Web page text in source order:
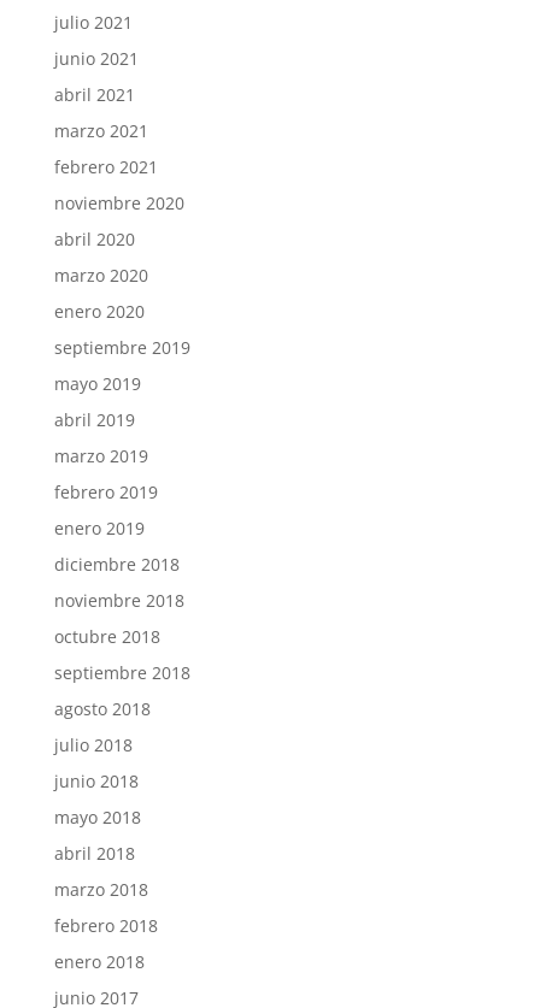
julio 2021
junio 2021
abril 2021
marzo 2021
febrero 2021
noviembre 2020
abril 2020
marzo 2020
enero 2020
septiembre 2019
mayo 2019
abril 2019
marzo 2019
febrero 2019
enero 2019
diciembre 2018
noviembre 2018
octubre 2018
septiembre 2018
agosto 2018
julio 2018
junio 2018
mayo 2018
abril 2018
marzo 2018
febrero 2018
enero 2018
junio 2017